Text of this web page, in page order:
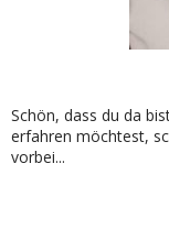
Schön, dass du da
erfahren möchtest,
vorbei...